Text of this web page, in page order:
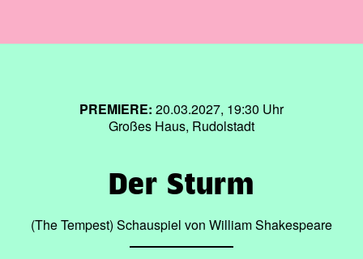
PREMIERE: 20.03.2027, 19:30 Uhr
Großes Haus, Rudolstadt
Der Sturm
(The Tempest) Schauspiel von William Shakespeare